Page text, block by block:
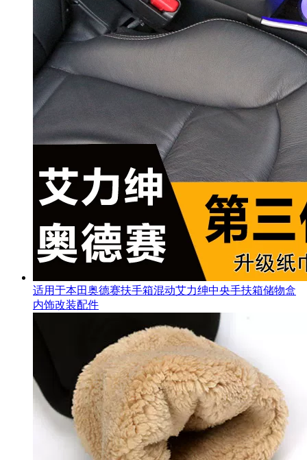
适用于本田奥德赛扶手箱混动艾力绅中央手扶箱储物盒
内饰改装配件